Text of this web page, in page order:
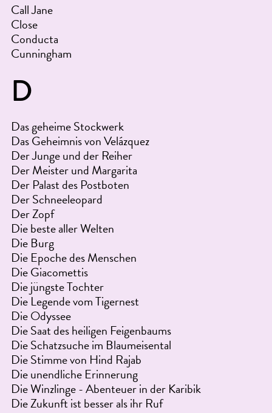
Call Jane
Close
Conducta
Cunningham
D
Das geheime Stockwerk
Das Geheimnis von Velázquez
Der Junge und der Reiher
Der Meister und Margarita
Der Palast des Postboten
Der Schneeleopard
Der Zopf
Die beste aller Welten
Die Burg
Die Epoche des Menschen
Die Giacomettis
Die jüngste Tochter
Die Legende vom Tigernest
Die Odyssee
Die Saat des heiligen Feigenbaums
Die Schatzsuche im Blaumeisental
Die Stimme von Hind Rajab
Die unendliche Erinnerung
Die Winzlinge - Abenteuer in der Karibik
Die Zukunft ist besser als ihr Ruf